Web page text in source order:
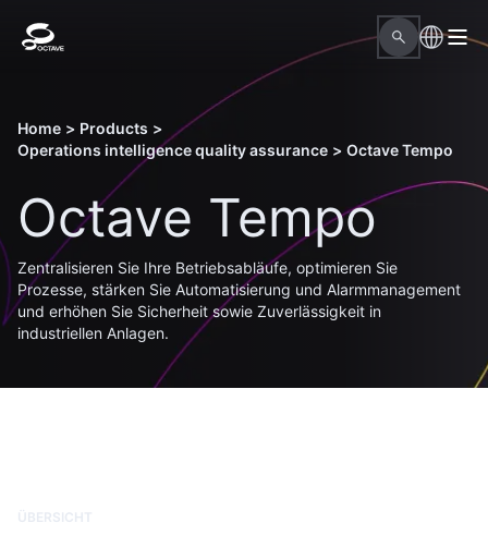
Home > Products >
Operations intelligence quality assurance > Octave Tempo
Octave Tempo
Zentralisieren Sie Ihre Betriebsabläufe, optimieren Sie
Prozesse, stärken Sie Automatisierung und Alarmmanagement
und erhöhen Sie Sicherheit sowie Zuverlässigkeit in
industriellen Anlagen.
ÜBERSICHT